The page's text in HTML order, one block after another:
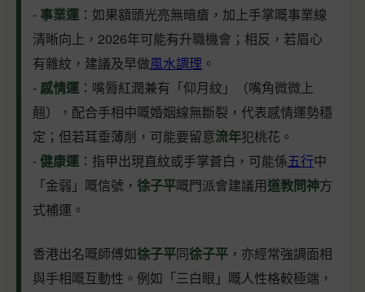
- 事業運 ：如果額頭光亮無暗瘡，加上手掌嘅事業線
清晰向上，2026年可能有升職機會；相反，若眉心
有雜紋，建議及早做風水調理 。
- 感情運 ：嘴脣紅潤兼有「仰月紋」（嘴角微微上
翹），配合手相中嘅婚姻線無斷裂，代表感情運勢穩
定；但若耳垂薄削，可能要留意流年犯桃花。
-健康運 ：指甲出現直紋或手掌蒼白，可能係五行中
「金弱」嘅信號， 徐子平嘅門派會建議用道教問神方
式補運。
香港出名嘅師傅如徐子平同徐子平 ，亦經常強調面相
與手相嘅互動性。例如「三白眼」嘅人性格較極端，